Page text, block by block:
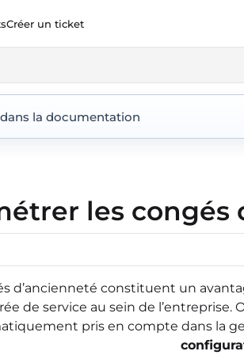
Créer un ticket
les congés
d’ancienneté constituent un
de service au sein de l’entreprise.
pris en compte dans la
la documentation